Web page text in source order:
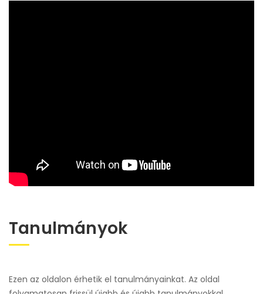
Tanulmányok
Ezen az oldalon érhetik el tanulmányainkat. Az oldal